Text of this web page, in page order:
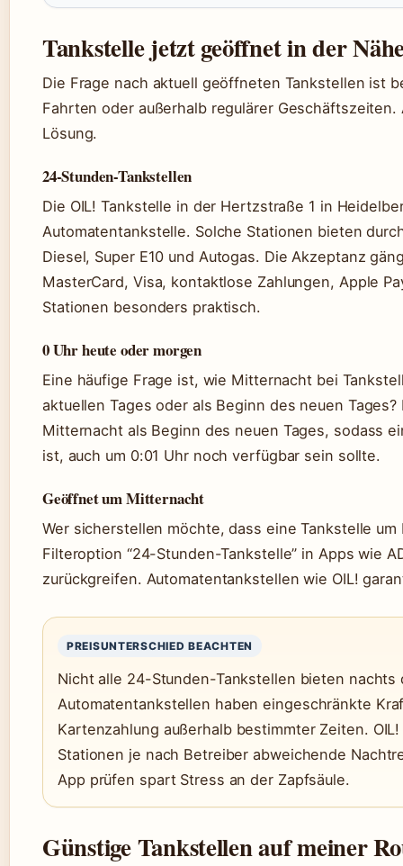
Tankstelle jetzt geöffnet in der
Die Frage nach aktuell geöffneten Tankstellen ist
Fahrten oder außerhalb regulärer
Lösung.
24-Stunden-Tankstellen
Die OIL! Tankstelle in der Hertzstraße 1 in
Automatentankstelle. Solche Stationen bieten
Diesel, Super E10 und Autogas. Die Akzeptanz
MasterCard, Visa, kontaktlose Zahlungen, Apple
Stationen besonders praktisch.
0 Uhr heute oder morgen
Eine häufige Frage ist, wie Mitternacht bei
aktuellen Tages oder als Beginn des neuen
Mitternacht als Beginn des neuen Tages, sodass
ist, auch um 0:01 Uhr noch verfügbar sein sollte.
Geöffnet um Mitternacht
Wer sicherstellen möchte, dass eine Tankstelle
Filteroption “24-Stunden-Tankstelle” in Apps wie
zurückgreifen. Automatentankstellen wie OIL!
PREISUNTERSCHIED BEACHTEN
Nicht alle 24-Stunden-Tankstellen bieten
Automatentankstellen haben eingeschränkte
Kartenzahlung außerhalb bestimmter Zeiten.
Stationen je nach Betreiber abweichende
App prüfen spart Stress an der Zapfsäule.
Günstige Tankstellen auf meiner